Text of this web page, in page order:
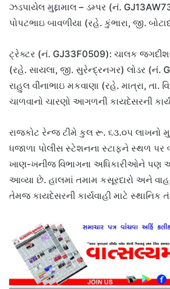
ઝડપાયેલ મુદ્દામાલ – ડમ્પર (નં.
પોપટભાઇ બાવળીયા (રહે. કુંભારા, જી.
ટ્રેક્ટર (નં. GJ33F0509): ચાલક
(રહે. સાયલા, જી. સુરેન્દ્રનગર) લોડર (નં.
રાહુલ વીનાભાઇ મકવાણા (રહે. માત્રા, તા.
ચાળવાનો ચારણો આગળની કાયદેસરની
રાજકોટ રેન્જ ટીમે કુલ રૂ. ૬૩.૦૫ લાખનો
ધજાળા પોલીસ સ્ટેશનના સ્ટાફને સ્થળ પર
ખાણ-ખનીજ વિભાગના અધિકારીઓને પણ
આવ્યા છે. હાલમાં તમામ કસૂરદારો અને
તેમજ કાયદેસરની કાર્યવાહી માટે સ્થાનિક